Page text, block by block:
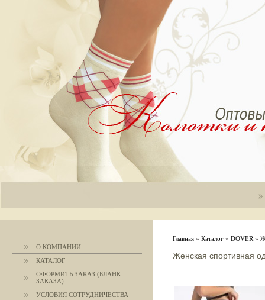
О КОМПАНИИ
КАТАЛОГ
ОФОРМИТЬ ЗАКАЗ (БЛАНК
ЗАКАЗА)
УСЛОВИЯ СОТРУДНИЧЕСТВА
Главная » Каталог » DOVER »
Женская спортивная